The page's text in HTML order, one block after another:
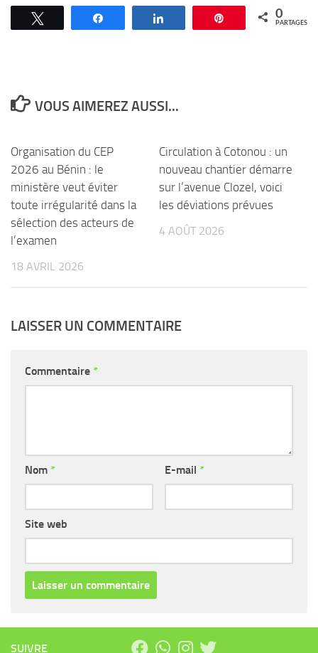
Épingle 0
PARTAGES
VOUS AIMEREZ AUSSI...
Organisation du CEP
2026 au Bénin : le
ministère veut éviter
toute irrégularité dans la
sélection des acteurs de
l’examen
18 AVRIL 2026
Circulation à Cotonou : un
nouveau chantier démarre
sur l’avenue Clozel, voici
les déviations prévues
4 AOÛT 2026
LAISSER UN COMMENTAIRE
Commentaire *
Nom * E-mail *
Site web
SUIVRE